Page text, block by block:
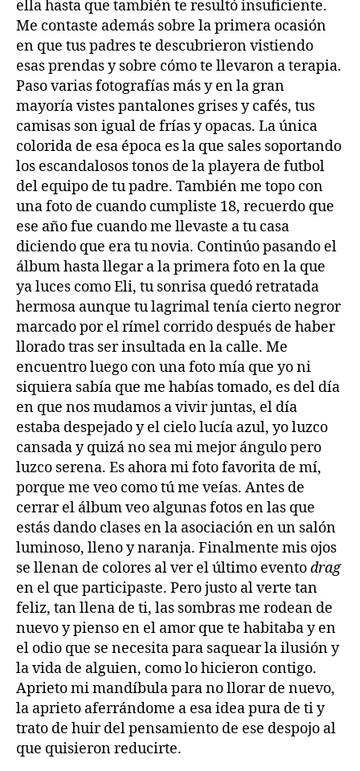
ella hasta que también te resultó insuficiente.
Me contaste además sobre la primera ocasión
en que tus padres te descubrieron vistiendo
esas prendas y sobre cómo te llevaron a terapia.
Paso varias fotografías más y en la gran
mayoría vistes pantalones grises y cafés, tus
camisas son igual de frías y opacas. La única
colorida de esa época es la que sales soportando
los escandalosos tonos de la playera de futbol
del equipo de tu padre. También me topo con
una foto de cuando cumpliste 18, recuerdo que
ese año fue cuando me llevaste a tu casa
diciendo que era tu novia. Continúo pasando el
álbum hasta llegar a la primera foto en la que
ya luces como Eli, tu sonrisa quedó retratada
hermosa aunque tu lagrimal tenía cierto negror
marcado por el rímel corrido después de haber
llorado tras ser insultada en la calle. Me
encuentro luego con una foto mía que yo ni
siquiera sabía que me habías tomado, es del día
en que nos mudamos a vivir juntas, el día
estaba despejado y el cielo lucía azul, yo luzco
cansada y quizá no sea mi mejor ángulo pero
luzco serena. Es ahora mi foto favorita de mí,
porque me veo como tú me veías. Antes de
cerrar el álbum veo algunas fotos en las que
estás dando clases en la asociación en un salón
luminoso, lleno y naranja. Finalmente mis ojos
se llenan de colores al ver el último eventodrag
en el que participaste. Pero justo al verte tan
feliz, tan llena de ti, las sombras me rodean de
nuevo y pienso en el amor que te habitaba y en
el odio que se necesita para saquear la ilusión y
la vida de alguien, como lo hicieron contigo.
Aprieto mi mandíbula para no llorar de nuevo,
la aprieto aferrándome a esa idea pura de ti y
trato de huir del pensamiento de ese despojo al
que quisieron reducirte.